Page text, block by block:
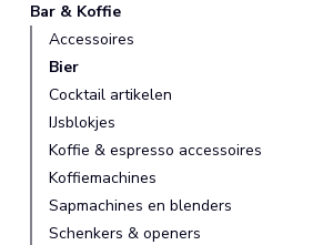
Bar & Koffie
Accessoires
Bier
Cocktail artikelen
IJsblokjes
Koffie & espresso accessoires
Koffiemachines
Sapmachines en blenders
Schenkers & openers